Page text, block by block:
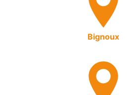
Bignoux